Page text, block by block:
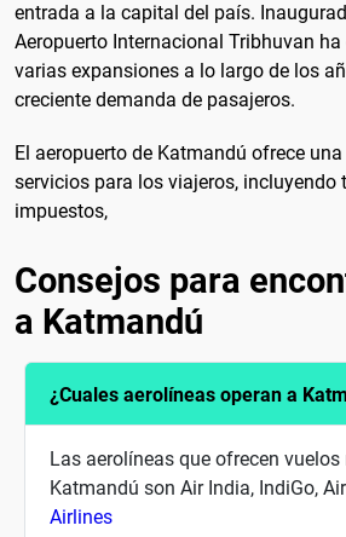
entrada a la capital del país.
Aeropuerto Internacional Tribhuvan
varias expansiones a lo largo de los
creciente demanda de pasajeros.
El aeropuerto de Katmandú ofrece
servicios para los viajeros, incluyendo
impuestos,
Consejos para
a Katmandú
¿Cuales aerolíneas operan a
Las aerolíneas que ofrecen vuelos
Katmandú son Air India, IndiGo,
Airlines